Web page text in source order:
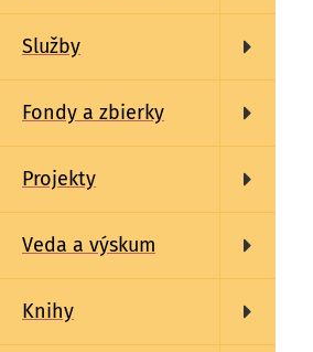
Služby
Fondy a zbierky
Projekty
Veda a výskum
Knihy